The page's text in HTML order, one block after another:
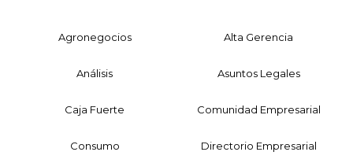
Agronegocios Alta Gerencia
Análisis Asuntos Legales
Caja Fuerte Comunidad Empresarial
Consumo Directorio Empresarial